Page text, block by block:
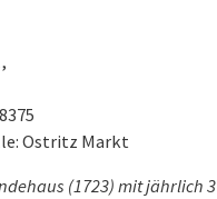
Ostritz Markt
(1723) mit jährlich 3